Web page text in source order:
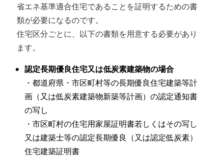
省エネ基準適合住宅であることを証明するための書
類が必要になるのです。
住宅区分ごとに、以下の書類を用意する必要があり
ます。
認定長期優良住宅又は低炭素建築物の場合
・都道府県・市区町村等の長期優良住宅建築等計
画（又は低炭素建築物新築等計画）の認定通知書
の写し
・市区町村の住宅用家屋証明書若しくはその写し
又は建築士等の認定長期優良（又は認定低炭素）
住宅建築証明書